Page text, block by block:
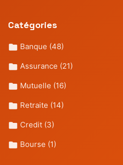
Catégories
Banque (48)
Assurance (21)
Mutuelle (16)
Retraite (14)
Credit (3)
Bourse (1)